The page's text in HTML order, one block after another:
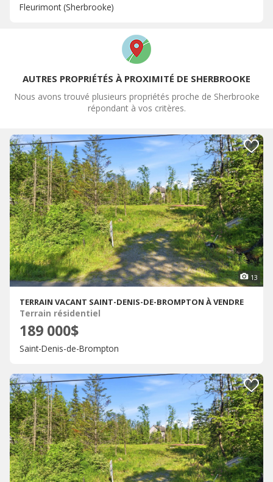
Fleurimont (Sherbrooke)
AUTRES PROPRIÉTÉS À PROXIMITÉ DE SHERBROOKE
Nous avons trouvé plusieurs propriétés proche de Sherbrooke
répondant à vos critères.
13
TERRAIN VACANT SAINT-DENIS-DE-BROMPTON À VENDRE
Terrain résidentiel
189 000$
Saint-Denis-de-Brompton